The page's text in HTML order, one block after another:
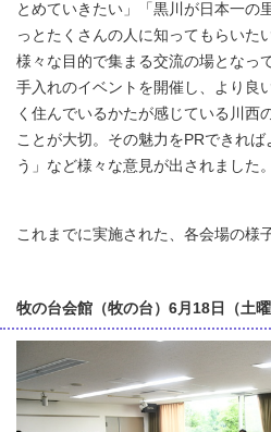
とめていきたい」「黒川が日本一の
っとたくさんの人に知ってもらいた
様々な目的で集まる交流の場となっ
手入れのイベントを開催し、より良
く住んでいるかたが感じている川西
ことが大切。その魅力をPRできれ
う」など様々な意見が出されました。
これまでに実施された、各会場の様
牧の台会館（牧の台）6月18日（土